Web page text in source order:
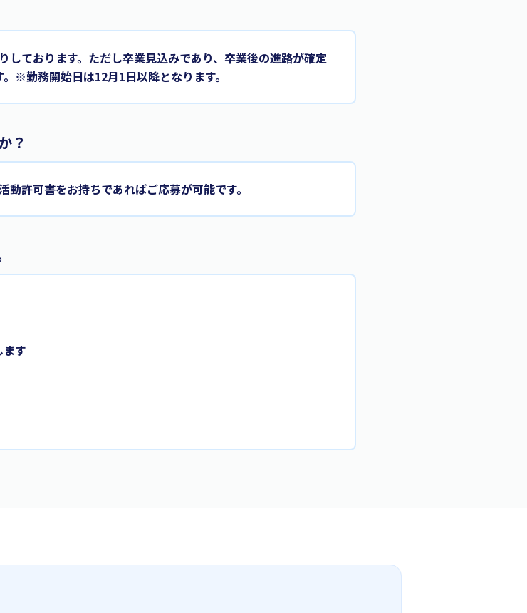
しております。ただし卒業見込みであり、卒業後の進路が確定
※勤務開始日は12月1日以降となります。
？
許可書をお持ちであればご応募が可能です。
す